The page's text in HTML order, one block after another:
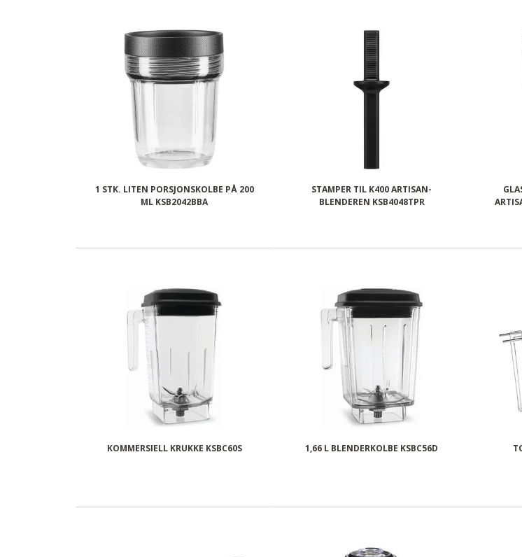
1 STK. LITEN PORSJONSKOLBE PÅ 200
ML KSB2042BBA
STAMPER TIL K400 ARTISAN-
BLENDEREN KSB4048TPR
KOMMERSIELL KRUKKE KSBC60S 1,66 L BLENDERKOLBE KSBC56D